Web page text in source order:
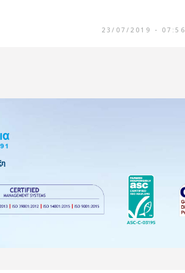
23/07/2019 - 07:56